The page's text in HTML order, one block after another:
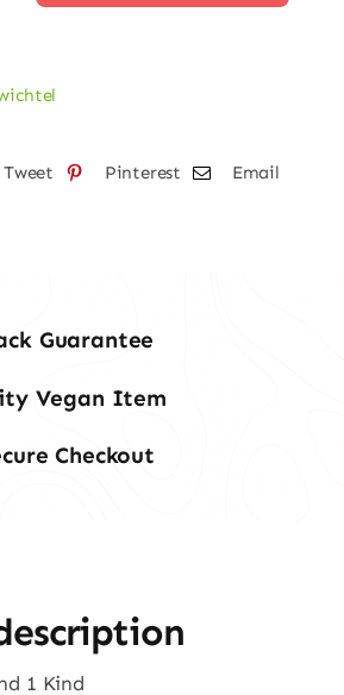
Tweet Pinterest Email
Guarantee
Vegan Item
Checkout
1 Kind